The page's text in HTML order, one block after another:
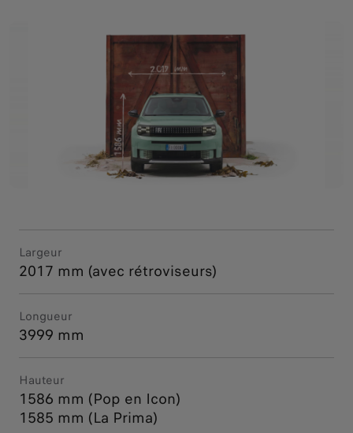
Largeur
2017 mm (avec rétroviseurs)
Longueur
3999 mm
Hauteur
1586 mm (Pop en Icon)
1585 mm (La Prima)